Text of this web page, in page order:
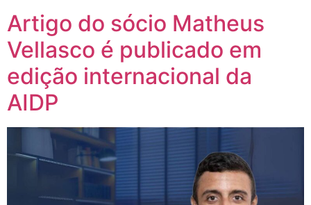
Artigo do sócio Matheus
Vellasco é publicado em
edição internacional da
AIDP